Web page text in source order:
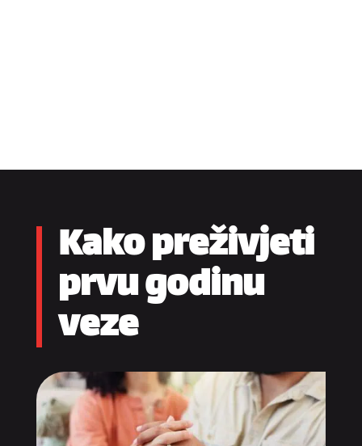
Kako preživjeti
prvu godinu
veze